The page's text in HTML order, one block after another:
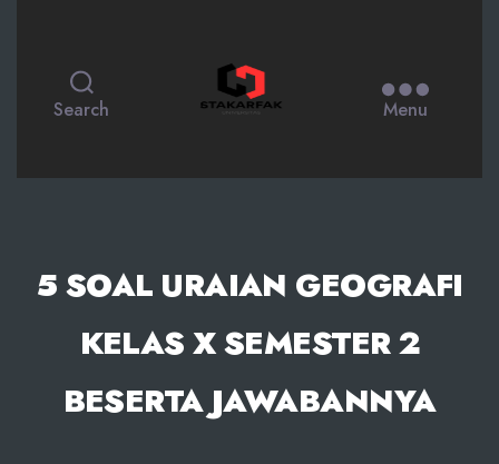
Search Menu
5 SOAL URAIAN GEOGRAFI
KELAS X SEMESTER 2
BESERTA JAWABANNYA